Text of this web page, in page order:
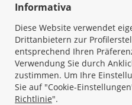
110 m2, Personenanzahl:6,
7 Nächte
Ab
Informativa
Diese Website verwendet
Drittanbietern zur
entsprechend Ihren
Verwendung Sie durch
zustimmen. Um Ihre
Sie auf "Cookie-
Richtlinie".